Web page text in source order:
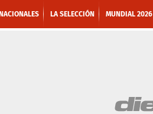
LA SELECCIÓN MUNDIAL 2026